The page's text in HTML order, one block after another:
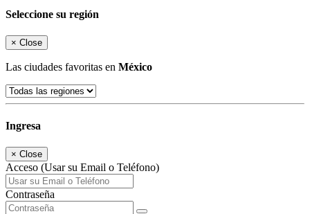
Seleccione su región
× Close
Las ciudades favoritas en México
Ingresa
× Close
Acceso (Usar su Email o Teléfono)
Contraseña